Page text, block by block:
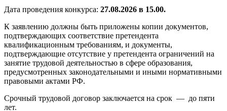
Дата проведения конкурса: 27.08.2026 в 15.00.
К заявлению должны быть приложены копии документов,
подтверждающих соответствие претендента
квалификационным требованиям, и документы,
подтверждающие отсутствие у претендента ограничений на
занятие трудовой деятельностью в сфере образования,
предусмотренных законодательными и иными нормативными
правовыми актами РФ.
Срочный трудовой договор заключается на срок — до пяти
лет.